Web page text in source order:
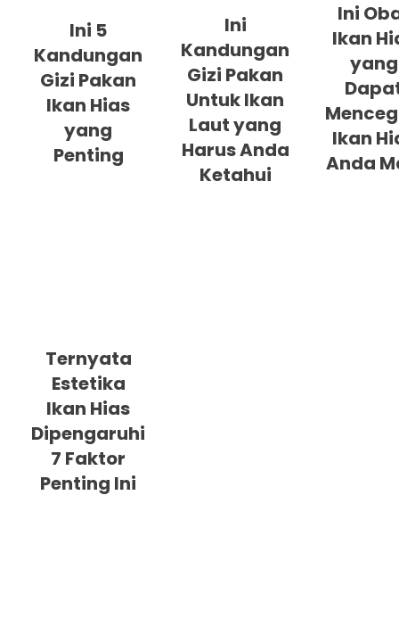
Ini 5
Kandungan
Gizi Pakan
Ikan Hias
yang
Penting
Ini
Kandungan
Gizi Pakan
Untuk Ikan
Laut yang
Harus Anda
Ketahui
Ini
Ikan
yang
Ikan
Anda
Ternyata
Estetika
Ikan Hias
Dipengaruhi
7 Faktor
Penting Ini